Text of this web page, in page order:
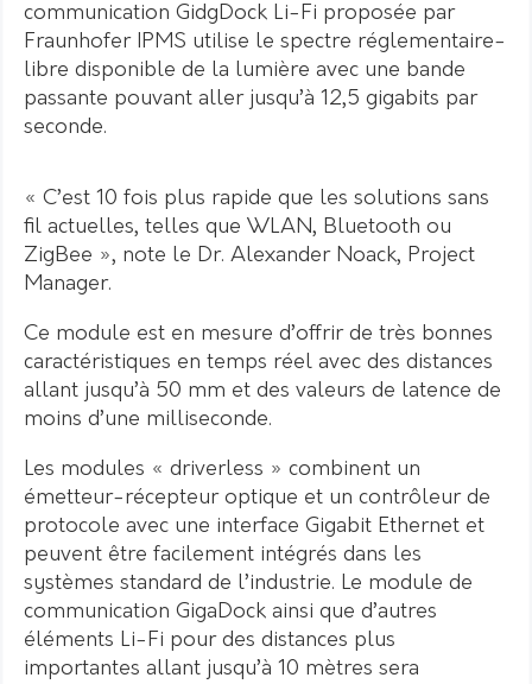
communication GidgDock Li-Fi proposée par
Fraunhofer IPMS utilise le spectre réglementaire-
libre disponible de la lumière avec une bande
passante pouvant aller jusqu’à 12,5 gigabits par
seconde.
« C’est 10 fois plus rapide que les solutions sans
fil actuelles, telles que WLAN, Bluetooth ou
ZigBee », note le Dr. Alexander Noack, Project
Manager.
Ce module est en mesure d’offrir de très bonnes
caractéristiques en temps réel avec des distances
allant jusqu’à 50 mm et des valeurs de latence de
moins d’une milliseconde.
Les modules « driverless » combinent un
émetteur-récepteur optique et un contrôleur de
protocole avec une interface Gigabit Ethernet et
peuvent être facilement intégrés dans les
systèmes standard de l’industrie. Le module de
communication GigaDock ainsi que d’autres
éléments Li-Fi pour des distances plus
importantes allant jusqu’à 10 mètres sera